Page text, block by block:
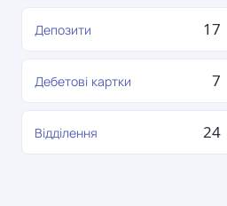
Депозити 17
Дебетові картки 7
Відділення 24